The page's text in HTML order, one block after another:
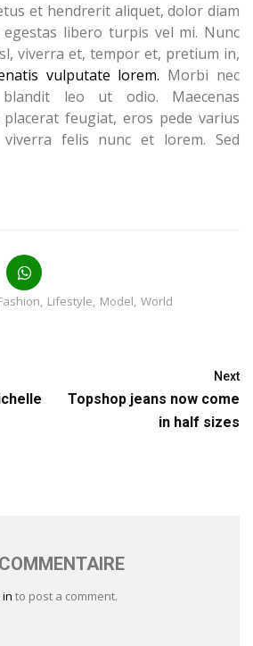
et hendrerit aliquet, dolor diam
libero turpis vel mi. Nunc
viverra et, tempor et, pretium in,
vulputate lorem. Morbi nec
blandit leo ut odio. Maecenas
feugiat, eros pede varius
viverra felis nunc et lorem. Sed
, Lifestyle, Model, World
Next
Topshop jeans now come
in half sizes
to post a comment.